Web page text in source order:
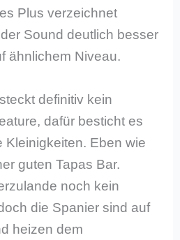
Plus verzeichnet
Sound deutlich besser
ähnlichem Niveau.
definitiv kein
dafür besticht es
Kleinigkeiten. Eben wie
guten Tapas Bar.
noch kein
die Spanier sind auf
heizen dem